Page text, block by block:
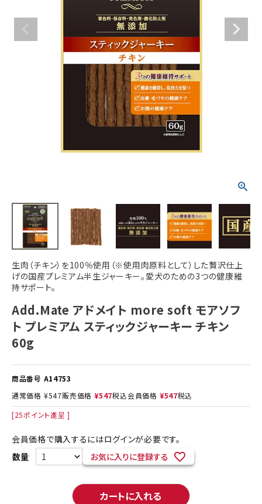
ACCOUNT MENU
ようこそ ゲスト 様
person 新規会員登録
生肉（チキン）を100％使用（※使用肉原料として）した贅沢仕上
げの国産プレミアム半生ジャーキー。愛犬のための3つの健康維
持サポート。
Add.Mate アドメイト more soft モアソフ
ト プレミアム スティックジャーキー チキン
60g
商品番号 A14753
通常価格 ¥547販売価格 ¥547税込会員価格 ¥547税込
[25ポイント進呈 ]
会員価格で購入するにはログインが必要です。
お気に入りに登録する
カートに入れる